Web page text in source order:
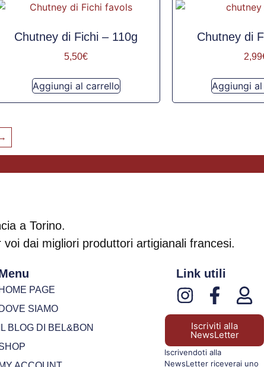
Chutney di Fichi – 110g
5,50€
Aggiungi al carrello
Chutney di
2,99
Aggiungi
a Torino.
dai migliori produttori artigianali francesi.
HOME PAGE
DOVE SIAMO
IL BLOG DI BEL&BON
Link utili
Iscriviti alla
NewsLetter
Iscrivendoti alla
NewsLetter riceverai uno